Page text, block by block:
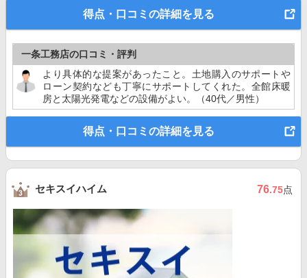
得点・口コミの詳細を見る
一条工務店の口コミ・評判
より具体的な提案があったこと。土地購入のサポートや
ローン契約なども丁寧にサポートしてくれた。全館床暖
房と太陽光発電などの設備がよい。（40代／男性）
得点・口コミの詳細を見る
セキスイハイム 76.75点